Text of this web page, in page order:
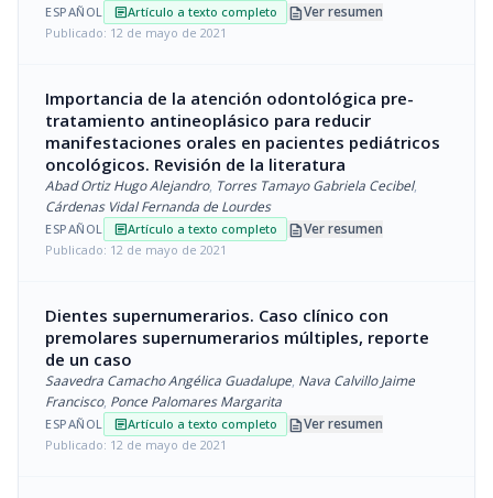
ESPAÑOL articleArtículo a texto completo descriptionVer resumen
Publicado: 12 de mayo de 2021
Importancia de la atención odontológica pre-
tratamiento antineoplásico para reducir
manifestaciones orales en pacientes pediátricos
oncológicos. Revisión de la literatura
Abad Ortiz Hugo Alejandro, Torres Tamayo Gabriela Cecibel,
Cárdenas Vidal Fernanda de Lourdes
ESPAÑOL articleArtículo a texto completo descriptionVer resumen
Publicado: 12 de mayo de 2021
Dientes supernumerarios. Caso clínico con
premolares supernumerarios múltiples, reporte
de un caso
Saavedra Camacho Angélica Guadalupe, Nava Calvillo Jaime
Francisco, Ponce Palomares Margarita
ESPAÑOL articleArtículo a texto completo descriptionVer resumen
Publicado: 12 de mayo de 2021